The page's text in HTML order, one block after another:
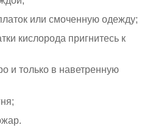
или смоченную одежду;
кислорода пригнитесь к
и только в наветренную